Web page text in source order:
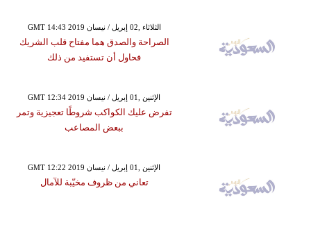
GMT 14:43 2019 الثلاثاء ,02 إبريل / نيسان
الصراحة والصدق هما مفتاح قلب الشريك
فحاول أن تستفيد من ذلك
GMT 12:34 2019 الإثنين ,01 إبريل / نيسان
تفرض عليك الكواكب شروطًا تعجيزية وتمر
ببعض المصاعب
GMT 12:22 2019 الإثنين ,01 إبريل / نيسان
تعاني من ظروف مخيّبة للآمال